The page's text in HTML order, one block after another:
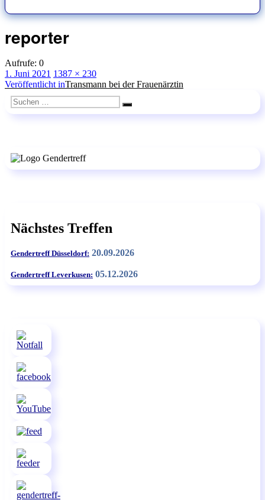
reporter
Aufrufe: 0
Veröffentlicht
am
1. Juni 2021 Originalgröße
1387 × 230
Beitragsnavigation
Veröffentlicht inTransmann bei der Frauenärztin
Suchen
nach:
Suchen
Nächstes Treffen
Gendertreff Düsseldorf: 20.09.2026
Gendertreff Leverkusen: 05.12.2026